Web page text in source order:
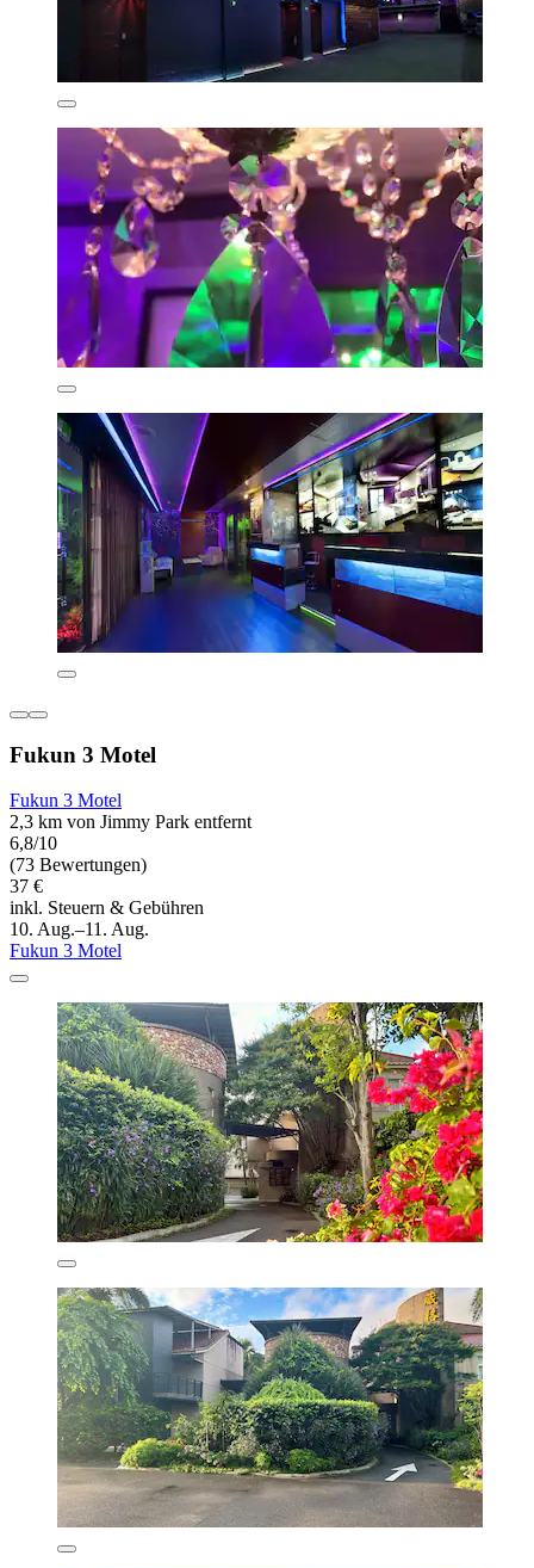
Fukun 3 Motel
Fukun 3 Motel
2,3 km von Jimmy Park entfernt
6,8/10
(73 Bewertungen)
37 €
inkl. Steuern & Gebühren
10. Aug.–11. Aug.
Fukun 3 Motel